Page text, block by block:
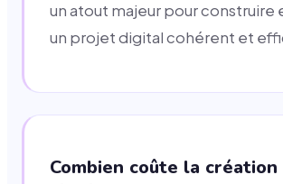
un atout majeur pour construire
un projet digital cohérent et
Combien coûte la création